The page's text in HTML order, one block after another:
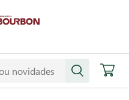
receitas